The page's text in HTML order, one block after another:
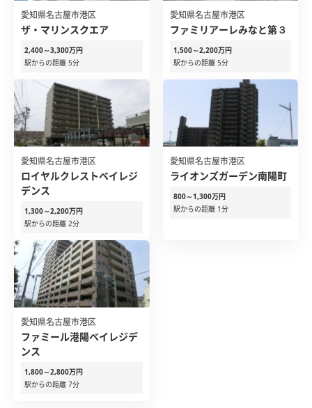
愛知県名古屋市港区
ザ・マリンスクエア
2,400～3,300万円
駅からの距離 5分
愛知県名古屋市港区
ファミリアーレみなと第３
1,500～2,200万円
駅からの距離 5分
愛知県名古屋市港区
ロイヤルクレストベイレジ
デンス
1,300～2,200万円
駅からの距離 2分
愛知県名古屋市港区
ライオンズガーデン南陽町
800～1,300万円
駅からの距離 1分
愛知県名古屋市港区
ファミール港陽ベイレジデ
ンス
1,800～2,800万円
駅からの距離 7分